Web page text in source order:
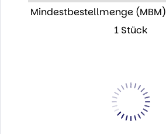
Mindestbestellmenge (MBM)
1 Stück